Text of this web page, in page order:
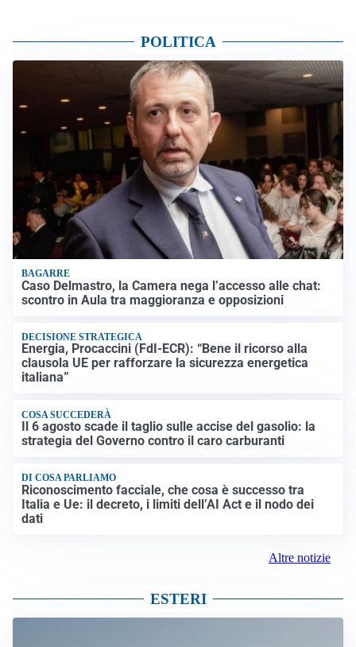
POLITICA
BAGARRE
Caso Delmastro, la Camera nega l’accesso alle chat:
scontro in Aula tra maggioranza e opposizioni
DECISIONE STRATEGICA
Energia, Procaccini (FdI-ECR): “Bene il ricorso alla
clausola UE per rafforzare la sicurezza energetica
italiana”
COSA SUCCEDERÀ
Il 6 agosto scade il taglio sulle accise del gasolio: la
strategia del Governo contro il caro carburanti
DI COSA PARLIAMO
Riconoscimento facciale, che cosa è successo tra
Italia e Ue: il decreto, i limiti dell’AI Act e il nodo dei
dati
Altre notizie
ESTERI